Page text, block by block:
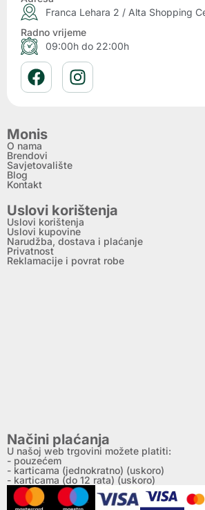
Franca Lehara 2 / Alta Shopping
Radno vrijeme
09:00h do 22:00h
Monis
O nama
Brendovi
Savjetovalište
Blog
Kontakt
Uslovi korištenja
Uslovi korištenja
Uslovi kupovine
Narudžba, dostava i plaćanje
Privatnost
Reklamacije i povrat robe
Načini plaćanja
U našoj web trgovini možete platiti:
- pouzećem
- karticama (jednokratno) (uskoro)
- karticama (do 12 rata) (uskoro)